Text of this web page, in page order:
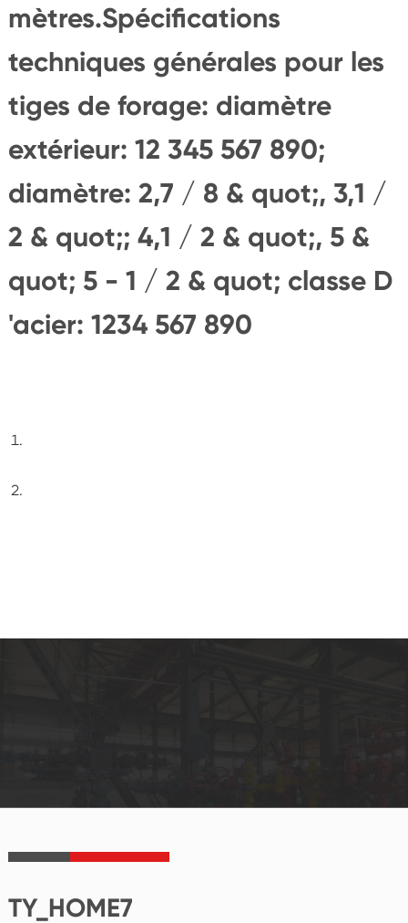
mètres.Spécifications
techniques générales pour les
tiges de forage: diamètre
extérieur: 12 345 567 890;
diamètre: 2,7 / 8 & quot;, 3,1 /
2 & quot;; 4,1 / 2 & quot;, 5 &
quot; 5 - 1 / 2 & quot; classe D
'acier: 1234 567 890
TY_HOME7